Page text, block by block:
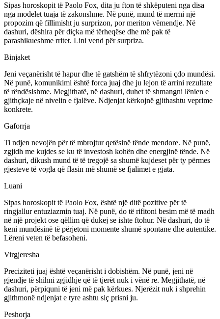
Sipas horoskopit të Paolo Fox, dita ju fton të shkëputeni nga disa
nga modelet tuaja të zakonshme. Në punë, mund të merrni një
propozim që fillimisht ju surprizon, por meriton vëmendje. Në
dashuri, dëshira për diçka më tërheqëse dhe më pak të
parashikueshme rritet. Lini vend për surpriza.
Binjaket
Jeni veçanërisht të hapur dhe të gatshëm të shfrytëzoni çdo mundësi.
Në punë, komunikimi është forca juaj dhe ju lejon të arrini rezultate
të rëndësishme. Megjithatë, në dashuri, duhet të shmangni lënien e
gjithçkaje në nivelin e fjalëve. Ndjenjat kërkojnë gjithashtu veprime
konkrete.
Gaforrja
Ti ndjen nevojën për të mbrojtur qetësinë tënde mendore. Në punë,
zgjidh me kujdes se ku të investosh kohën dhe energjinë tënde. Në
dashuri, dikush mund të të tregojë sa shumë kujdeset për ty përmes
gjesteve të vogla që flasin më shumë se fjalimet e gjata.
Luani
Sipas horoskopit të Paolo Fox, është një ditë pozitive për të
ringjallur entuziazmin tuaj. Në punë, do të rifitoni besim më të madh
në një projekt ose qëllim që dukej se ishte ftohur. Në dashuri, do të
keni mundësinë të përjetoni momente shumë spontane dhe autentike.
Lëreni veten të befasoheni.
Virgjeresha
Preciziteti juaj është veçanërisht i dobishëm. Në punë, jeni në
gjendje të shihni zgjidhje që të tjerët nuk i vënë re. Megjithatë, në
dashuri, përpiquni të jeni më pak kërkues. Njerëzit nuk i shprehin
gjithmonë ndjenjat e tyre ashtu siç prisni ju.
Peshorja